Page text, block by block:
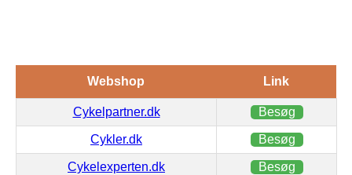
Webshop Link
Cykelpartner.dk Besøg
Cykler.dk Besøg
Cykelexperten.dk Besøg